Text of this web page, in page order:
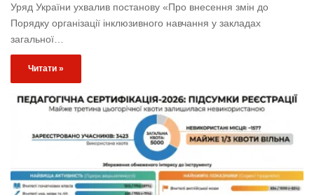
Уряд України ухвалив постанову «Про внесення змін до
Порядку організації інклюзивного навчання у закладах
загальної…
Читати »